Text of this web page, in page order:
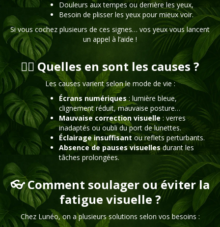
Douleurs aux tempes ou derrière les yeux,
Besoin de plisser les yeux pour mieux voir.
Si vous cochez plusieurs de ces signes… vos yeux vous lancent
un appel à l’aide !
🧑‍⚕️ Quelles en sont les causes ?
Les causes varient selon le mode de vie :
Écrans numériques: lumière bleue,
clignement réduit, mauvaise posture…
Mauvaise correction visuelle : verres
inadaptés ou oubli du port de lunettes.
Éclairage insuffisant ou reflets perturbants.
Absence de pauses visuellesdurant les
tâches prolongées.
👓 Comment soulager ou éviter la
fatigue visuelle ?
Chez Lunéo, on a plusieurs solutions selon vos besoins :